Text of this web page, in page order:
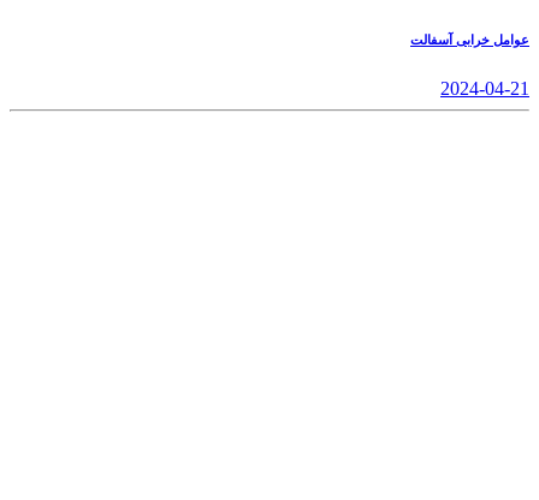
عوامل خرابی آسفالت
2024-04-21